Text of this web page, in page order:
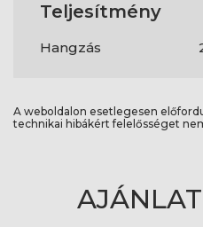
Teljesítmény
Hangzás
A weboldalon esetlegesen
technikai hibákért felelősséget